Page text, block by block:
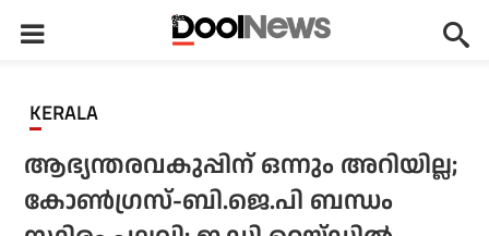
KERALA
ആഭ്യന്തരവകുപ്പിന് ഒന്നും അറിയില്ല;
കോണ്‍ഗ്രസ്-ബി.ജെ.പി ബന്ധം